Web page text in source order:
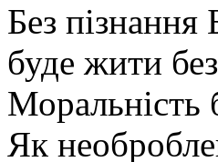
Без
буде жити без
Моральність
Як